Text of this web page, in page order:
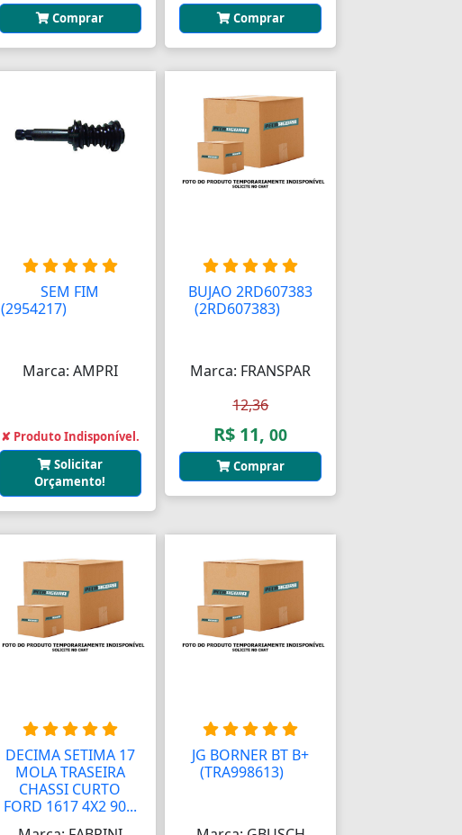
Comprar Comprar
SEM FIM
(2954217)
Marca: AMPRI
✘ Produto Indisponível.
Solicitar
Orçamento!
BUJAO 2RD607383
(2RD607383)AAA
Marca: FRANSPAR
12,36
R$ 11,00
Comprar
DECIMA SETIMA 17
MOLA TRASEIRA
CHASSI CURTO
FORD 1617 4X2 90...
JG BORNER BT B+
(TRA998613)AA